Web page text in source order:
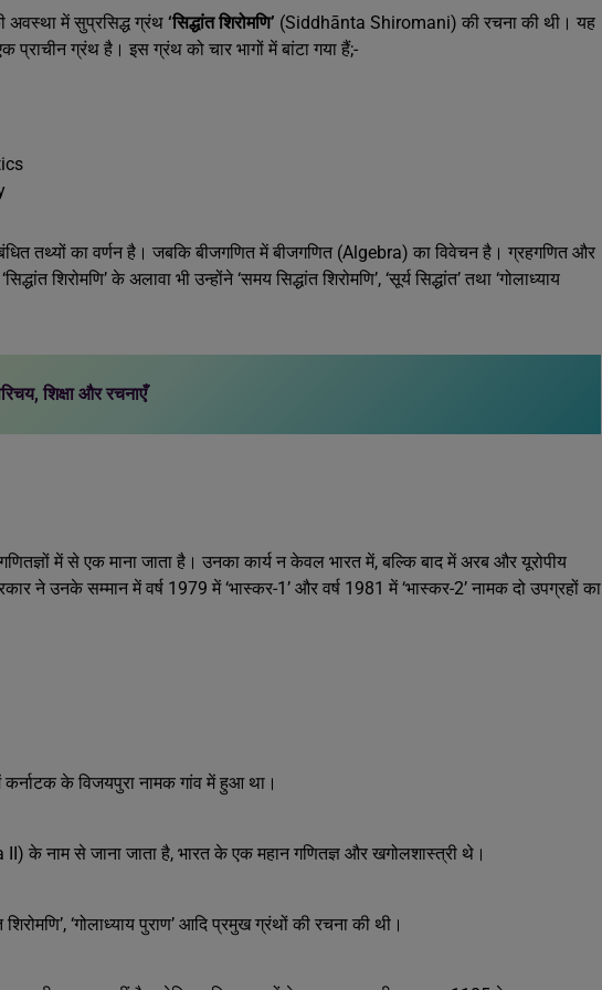
अवस्था में सुप्रसिद्ध ग्रंथ ‘सिद्धांत शिरोमणि’ (Siddhānta Shiromani) की रचना की थी। यह
ग्रंथ है। इस ग्रंथ को चार भागों में बांटा गया हैं;-
तथ्यों का वर्णन है। जबकि बीजगणित में बीजगणित (Algebra) का विवेचन है। ग्रहगणित और
शिरोमणि’ के अलावा भी उन्होंने ‘समय सिद्धांत शिरोमणि’, ‘सूर्य सिद्धांत’ तथा ‘गोलाध्याय
शिक्षा और रचनाएँ
में से एक माना जाता है। उनका कार्य न केवल भारत में, बल्कि बाद में अरब और यूरोपीय
ने उनके सम्मान में वर्ष 1979 में ‘भास्कर-1’ और वर्ष 1981 में ‘भास्कर-2’ नामक दो उपग्रहों का
के विजयपुरा नामक गांव में हुआ था।
II) के नाम से जाना जाता है, भारत के एक महान गणितज्ञ और खगोलशास्त्री थे।
शिरोमणि’, ‘गोलाध्याय पुराण’ आदि प्रमुख ग्रंथों की रचना की थी।